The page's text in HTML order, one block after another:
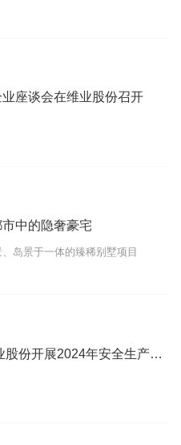
座谈会在维业股份召开
中的隐奢豪宅
岛景于一体的臻稀别墅项目
人人讲安全 个个会应急｜维业股份开展2024年安全生产月主题活动